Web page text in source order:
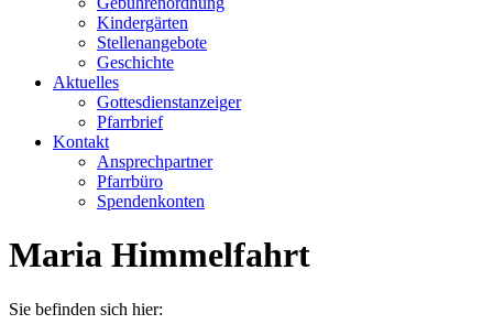
Kindergärten
Stellenangebote
Geschichte
Aktuelles
Gottesdienstanzeiger
Pfarrbrief
Kontakt
Ansprechpartner
Pfarrbüro
Spendenkonten
Maria Himmelfahrt
Sie befinden sich hier: